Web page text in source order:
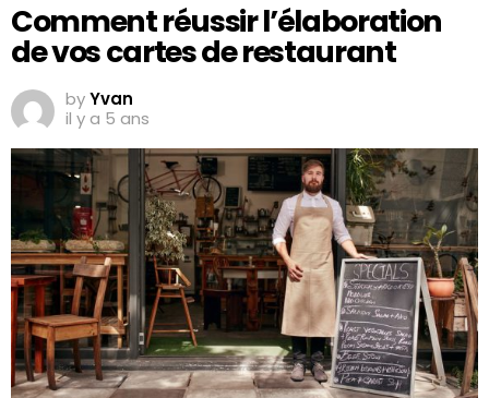
Comment réussir l’élaboration
de vos cartes de restaurant
byYvan
il y a 5 ans